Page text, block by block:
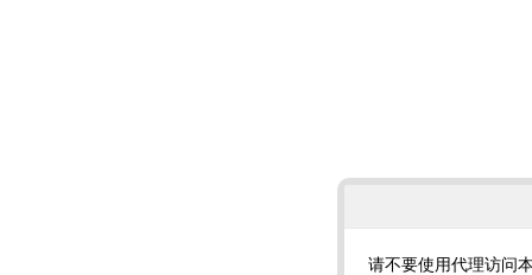
请不要使用代理访问